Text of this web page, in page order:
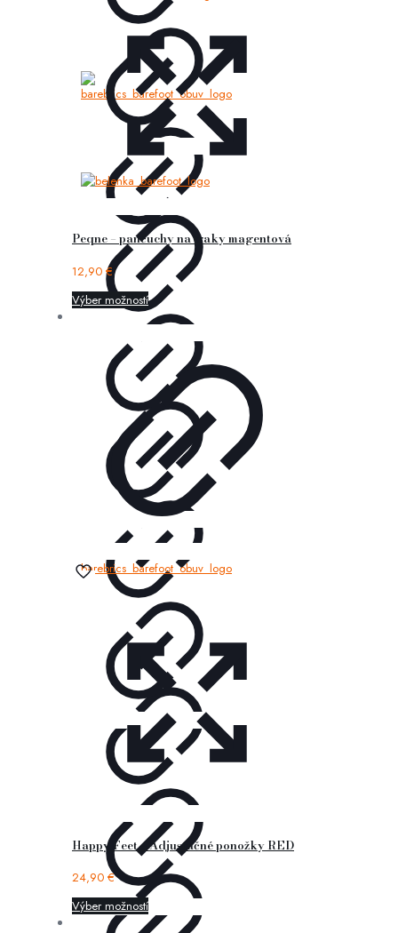
Peqne – pančuchy na traky magentová
12,90 €
Výber možností
Happy Feet – Adjustačné ponožky RED
24,90 €
Výber možností